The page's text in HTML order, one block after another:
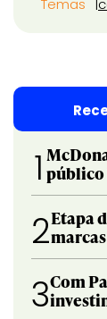
Temas
1
2Etapa
marcas
3Com